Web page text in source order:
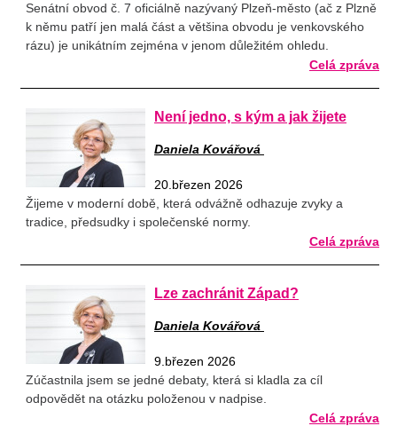
Senátní obvod č. 7 oficiálně nazývaný Plzeň-město (ač z Plzně
k němu patří jen malá část a většina obvodu je venkovského
rázu) je unikátním zejména v jenom důležitém ohledu.
Celá zpráva
Není jedno, s kým a jak žijete
Daniela Kovářová
20.březen 2026
Žijeme v moderní době, která odvážně odhazuje zvyky a
tradice, předsudky i společenské normy.
Celá zpráva
Lze zachránit Západ?
Daniela Kovářová
9.březen 2026
Zúčastnila jsem se jedné debaty, která si kladla za cíl
odpovědět na otázku položenou v nadpise.
Celá zpráva